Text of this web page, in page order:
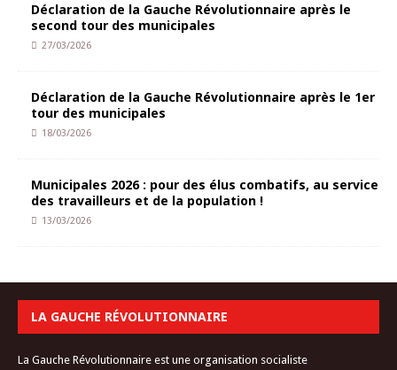
Déclaration de la Gauche Révolutionnaire après le
second tour des municipales
27/03/2026
Déclaration de la Gauche Révolutionnaire après le 1er
tour des municipales
18/03/2026
Municipales 2026 : pour des élus combatifs, au service
des travailleurs et de la population !
13/03/2026
LA GAUCHE RÉVOLUTIONNAIRE
La Gauche Révolutionnaire est une organisation socialiste